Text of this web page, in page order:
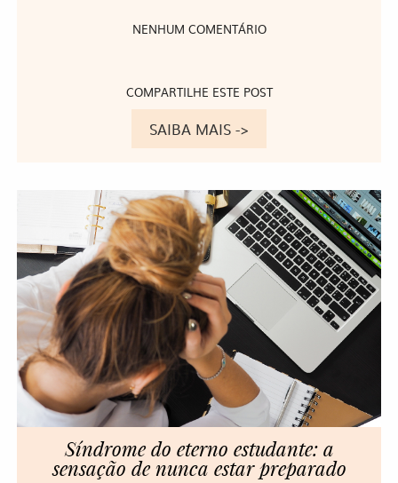
NENHUM COMENTÁRIO
COMPARTILHE ESTE POST
SAIBA MAIS ->
Síndrome do eterno estudante: a
sensação de nunca estar preparado